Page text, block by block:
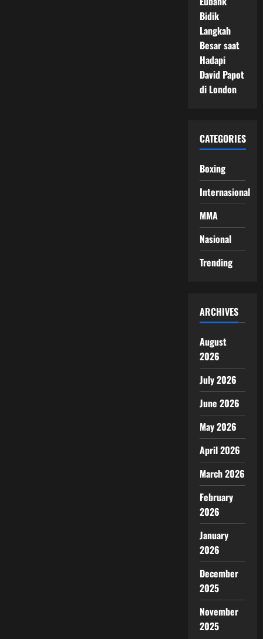
Bidik
Langkah
Besar saat
Hadapi
David Papot
di London
CATEGORIES
Boxing
Internasional
MMA
Nasional
Trending
ARCHIVES
August
2026
July 2026
June 2026
May 2026
April 2026
March 2026
February
2026
January
2026
December
2025
November
2025